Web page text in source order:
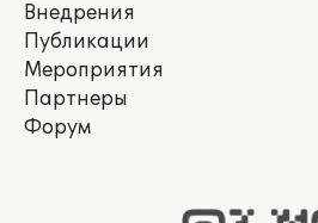
Внедрения
Публикации
Мероприятия
Партнеры
Форум